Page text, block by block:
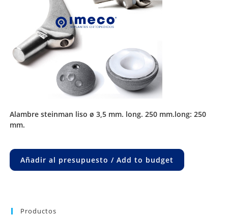
alambre steinman liso ø 3,5 mm. long. 250 mm.long: 250
mm.
Añadir al presupuesto / Add to budget
Productos